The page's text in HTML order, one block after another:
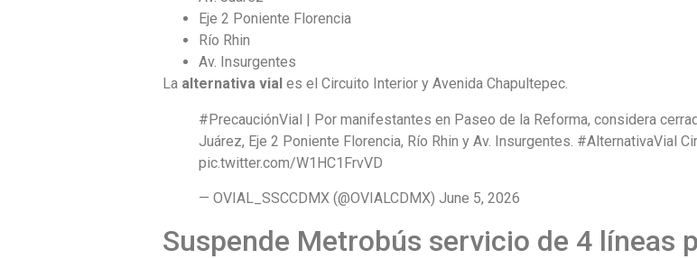
Eje 2 Poniente Florencia
Río Rhin
Av. Insurgentes
La alternativa viales el Circuito Interior y Avenida Chapultepec.
#PrecauciónVial | Por manifestantes en Paseo de la Reforma, considera
Juárez, Eje 2 Poniente Florencia, Río Rhin y Av. Insurgentes. #AlternativaVial
pic.twitter.com/W1HC1FrvVD
— OVIAL_SSCCDMX (@OVIALCDMX) June 5, 2026
Suspende Metrobús servicio de 4 líneas